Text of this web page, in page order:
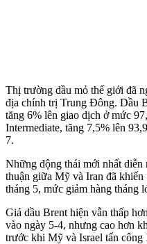
Thị trường dầu mỏ thế giới đã
địa chính trị Trung Đông. Dầu
tăng 6% lên giao dịch ở mức
Intermediate, tăng 7,5% lên
7.
Những động thái mới nhất diễn
thuận giữa Mỹ và Iran đã
tháng 5, mức giảm hàng tháng
Giá dầu Brent hiện vẫn thấp
vào ngày 5-4, nhưng cao hơn
trước khi Mỹ và Israel tấn công